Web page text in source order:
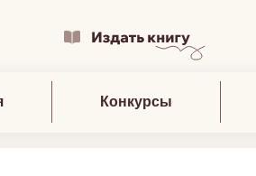
Конкурсы